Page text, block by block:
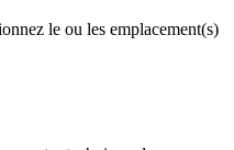
le ou les emplacement(s)